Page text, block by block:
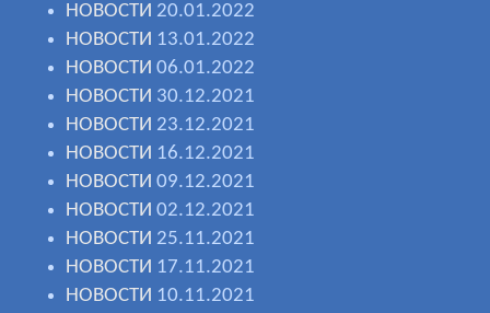
НОВОСТИ 20.01.2022
НОВОСТИ 13.01.2022
НОВОСТИ 06.01.2022
НОВОСТИ 30.12.2021
НОВОСТИ 23.12.2021
НОВОСТИ 16.12.2021
НОВОСТИ 09.12.2021
НОВОСТИ 02.12.2021
НОВОСТИ 25.11.2021
НОВОСТИ 17.11.2021
НОВОСТИ 10.11.2021